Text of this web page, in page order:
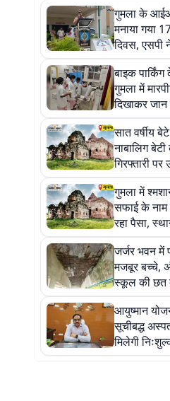
गुमला के
मनाया गया
दिवस, एसपी
प्रति समर्पण
पुलिस बल
बाइक
गुमला में
दिखाकर जान
धमकी का
सात वर्षीय
नाबालिग बेटी
गिरफ्तारी
पिता ने मांगी
गुमला में
सफाई के नाम
रहा पैसा,
किया विरोध
जर्जर भवन में
मजबूर बच्चे,
स्कूल की छत
को न्योता
आयुष्मान
सूचीबद्ध
मिलेगी
सुविधा, डीसी